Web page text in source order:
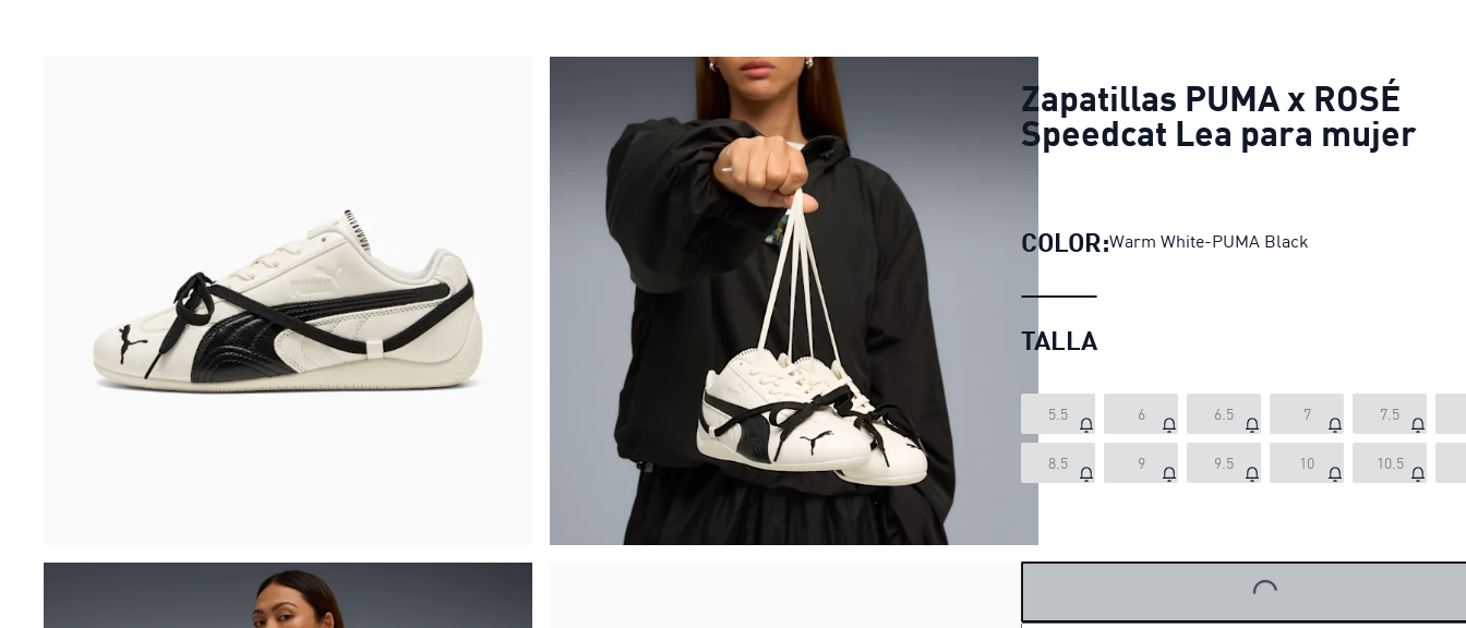
Zapatillas PUMA x ROSÉ
Speedcat Lea para mujer
COLOR:Warm White-PUMA Black
TALLA
5.5 6 6.5 7 7.5
8.5 9 9.5 10 10.5